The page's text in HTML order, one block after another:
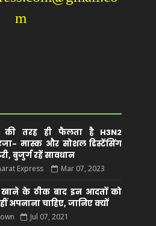
m
की तरह ही फैलता है H3N2
मास्क और सोशल डिस्टेंसिंग
बुजुर्ग रहें सावधान
Express Mar 07, 2023
के ठीक बाद इन आदतों को
अपनाना चाहिए, जानिए क्यों
Jul 07, 2021